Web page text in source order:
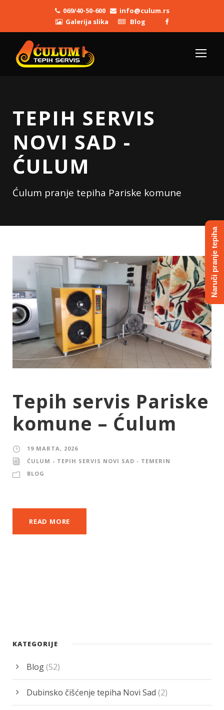
069/40-50-600
info@culum.rs
Galerija slika
Blog
TEPIH SERVIS
NOVI SAD -
ĆULUM
Ćulum pranje tepiha Pariske komune
Tepih servis Pariske
komune – Ćulum
19 MARTA, 2026
ĆULUM - TEPIH SERVIS NOVI SAD - TEMERIN
BLOG
READ MORE
KATEGORIJE
Blog(52)
Dubinsko čišćenje tepiha Novi Sad (2)
Naruči pranje tepiha